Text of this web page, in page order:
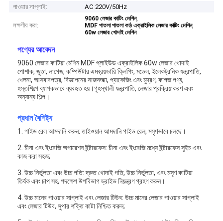
পাওয়ার সাপ্লাই:
AC 220V/50Hz
লক্ষণীয় করা:
9060 লেজার কাটিং মেশিন,
MDF পাতলা পাতলা কাঠ এক্রাইলিক লেজার কাটিং মেশিন,
60w লেজার খোদাই মেশিন
পণ্যের আবেদন
9060 লেজার কাটিয়া মেশিন MDF প্লাইউড এক্রাইলিক 60w লেজার খোদাই
পোশাক, জুতা, লাগেজ, কম্পিউটার এমব্রয়ডারি ক্লিপিং, মডেল, ইলেকট্রনিক যন্ত্রপাতি,
খেলনা, আসবাবপত্র, বিজ্ঞাপনের সাজসজ্জা, প্যাকেজিং এবং মুদ্রণ, কাগজ পণ্য,
হস্তশিল্পে ব্যাপকভাবে ব্যবহৃত হয়।গৃহস্থালী যন্ত্রপাতি, লেজার প্রক্রিয়াকরণ এবং
অন্যান্য শিল্প।
প্রধান বৈশিষ্ট্য
1. গাইড রেল আমদানি করুন: তাইওয়ান আমদানি গাইড রেল, মসৃণভাবে চলছে।
2. চীনা এবং ইংরেজি অপারেশন ইন্টারফেস: চীনা এবং ইংরেজি মধ্যে ইন্টারফেস সুইচ এবং
কাজ করা সহজ;
3. উচ্চ নির্ভুলতা এবং উচ্চ গতি: দ্রুত খোদাই গতি, উচ্চ নির্ভুলতা, এবং মসৃণ কাটিয়া
তির্যক এবং চাপ সহ, পদক্ষেপ উপবিভাগ ড্রাইভ নিয়ন্ত্রণ গ্রহণ করুন।
4. উচ্চ মানের পাওয়ার সাপ্লাই এবং লেজার টিউব: উচ্চ মানের লেজার পাওয়ার সাপ্লাই
এবং লেজার টিউব, সুপার শক্তি কাটা নিশ্চিত করুন;